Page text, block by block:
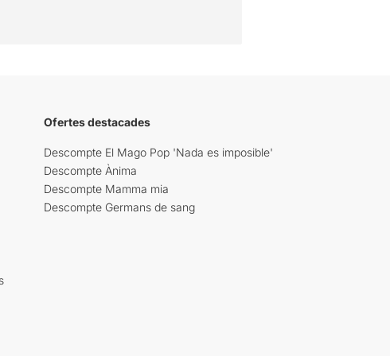
Ofertes destacades
Descompte El Mago Pop 'Nada es imposible'
Descompte Ànima
Descompte Mamma mia
Descompte Germans de sang